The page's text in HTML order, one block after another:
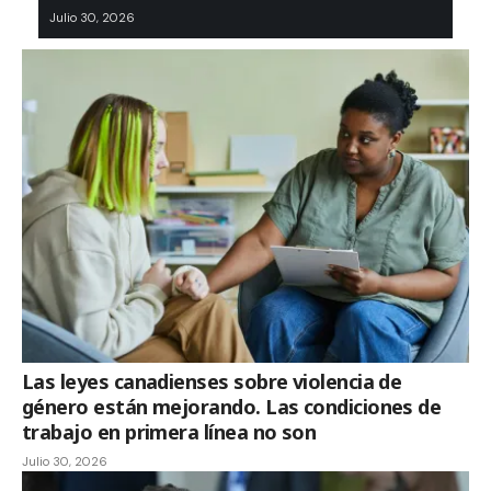
Julio 30, 2026
Las leyes canadienses sobre violencia de
género están mejorando. Las condiciones de
trabajo en primera línea no son
Julio 30, 2026